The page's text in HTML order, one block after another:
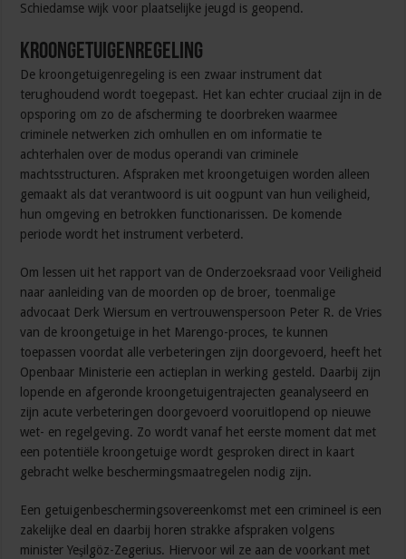
Schiedamse wijk voor plaatselijke jeugd is geopend.
Kroongetuigenregeling
De kroongetuigenregeling is een zwaar instrument dat
terughoudend wordt toegepast. Het kan echter cruciaal zijn in de
opsporing om zo de afscherming te doorbreken waarmee
criminele netwerken zich omhullen en om informatie te
achterhalen over de modus operandi van criminele
machtsstructuren. Afspraken met kroongetuigen worden alleen
gemaakt als dat verantwoord is uit oogpunt van hun veiligheid,
hun omgeving en betrokken functionarissen. De komende
periode wordt het instrument verbeterd.
Om lessen uit het rapport van de Onderzoeksraad voor Veiligheid
naar aanleiding van de moorden op de broer, toenmalige
advocaat Derk Wiersum en vertrouwenspersoon Peter R. de Vries
van de kroongetuige in het Marengo-proces, te kunnen
toepassen voordat alle verbeteringen zijn doorgevoerd, heeft het
Openbaar Ministerie een actieplan in werking gesteld. Daarbij zijn
lopende en afgeronde kroongetuigentrajecten geanalyseerd en
zijn acute verbeteringen doorgevoerd vooruitlopend op nieuwe
wet- en regelgeving. Zo wordt vanaf het eerste moment dat met
een potentiële kroongetuige wordt gesproken direct in kaart
gebracht welke beschermingsmaatregelen nodig zijn.
Een getuigenbeschermingsovereenkomst met een crimineel is een
zakelijke deal en daarbij horen strakke afspraken volgens
minister Yeşilgöz-Zegerius. Hiervoor wil ze aan de voorkant met